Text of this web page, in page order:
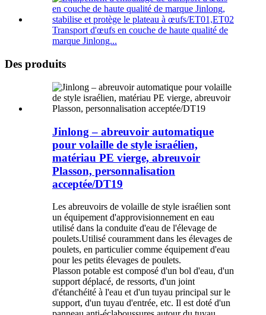
Transport d'œufs en couche de haute qualité de
marque Jinlong...
Des produits
Jinlong – abreuvoir automatique
pour volaille de style israélien,
matériau PE vierge, abreuvoir
Plasson, personnalisation
acceptée/DT19
Les abreuvoirs de volaille de style israélien sont
un équipement d'approvisionnement en eau
utilisé dans la conduite d'eau de l'élevage de
poulets.Utilisé couramment dans les élevages de
poulets, en particulier comme équipement d'eau
pour les petits élevages de poulets.
Plasson potable est composé d'un bol d'eau, d'un
support déplacé, de ressorts, d'un joint
d'étanchéité à l'eau et d'un tuyau principal sur le
support, d'un tuyau d'entrée, etc. Il est doté d'un